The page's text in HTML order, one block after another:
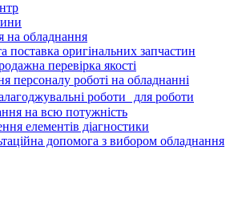
на обладнання
поставка оригінальних запчастин
перевірка якості
персоналу роботі на обладнанні
роботи для роботи
на всю потужність
елементів діагностики
допомога з вибором обладнання